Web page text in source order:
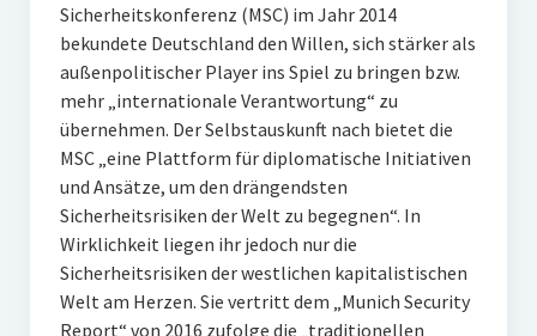
Sicherheitskonferenz (MSC) im Jahr 2014
bekundete Deutschland den Willen, sich stärker als
außenpolitischer Player ins Spiel zu bringen bzw.
mehr „internationale Verantwortung“ zu
übernehmen. Der Selbstauskunft nach bietet die
MSC „eine Plattform für diplomatische Initiativen
und Ansätze, um den drängendsten
Sicherheitsrisiken der Welt zu begegnen“. In
Wirklichkeit liegen ihr jedoch nur die
Sicherheitsrisiken der westlichen kapitalistischen
Welt am Herzen. Sie vertritt dem „Munich Security
Report“ von 2016 zufolge die „traditionellen